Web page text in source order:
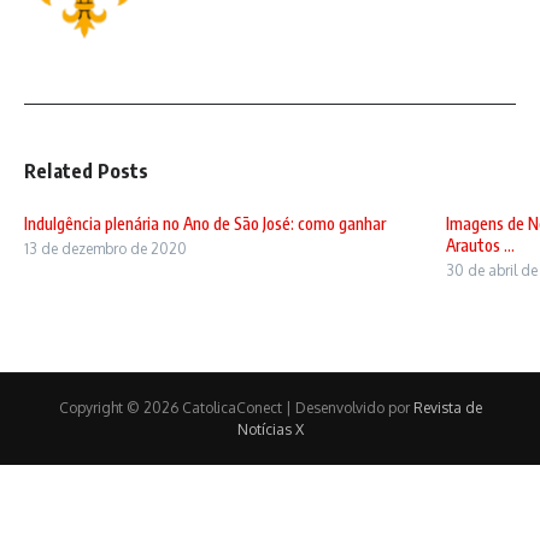
Related Posts
Indulgência plenária no Ano de São José: como ganhar
13 de dezembro de 2020
Imagens de
Arautos ...
30 de abril
Copyright © 2026 CatolicaConect | Desenvolvido por Revista de
Notícias X